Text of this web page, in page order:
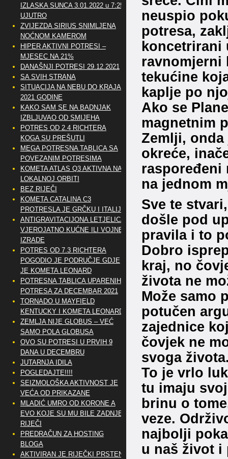
neuspio
potresa,
koncetrirani
ravnomjerni
tekućine
kaplje po
Ako se
magnetnim
Zemlji, onda
okreće,
raspoređeni
na jednom
Sve te
došle pod
pravila i to
Dobro
kraj, no
života ne
Može samo
potučen
zajednice
čovjek ne
svoga
To je vrlo
tu imaju
brinu o
veze.
najbolji
u naš život i
IZLASKA SUNCA 3.01.2022 u 7:25
UJUTRO
ZVIJEZDA SIRIUS SNIMLJENA
NOĆNOM KAMEROM
HIPER AKTIVNI POTRESI –
MJESEC NA 21%
DANAŠNJI POTRESI 29.12.2021
SA SVIH STRANA
SITUACIJA NA NEBU DO KRAJA
2021 GODINE
KAKO SAM SE NA BADNJAK
IZBLJUVAO OD SMIJEHA
POTRES OD 2.4 RICHTERA
KOGA SU PREŠUTLI
MEGA POTRESNA TABLICA SA
POVEZANIM POTRESIMA
KOMETA ATLAS Q3 AKTIVNA NA
LOKALNOJ ORBITI
BEZ RIJEČI
KOMETA CATALINA C3
PROTRESLA JE GRČKU I ITALIJU
ANTIGRAVITACIJONA LETJELICA
VJEROJATNO KUĆNE ILI VOJNE
IZRADE
POTRES OD 7.3 RICHTERA
POGODIO JE PODRUČJE GDJE
JE KOMETA LEONARD
POTRESNA TABLICA UPARENIH
POTRESA ZA DECEMBAR 2021
TORNADO U MAYFIELD
KENTUCKY I KOMETA LEONARD
ZEMLJA NIJE GLOBUS – VEĆ
SAMO POLA GLOBUSA
OVO SU POTRESI U PRVIH 9
DANA U DECEMBRU
JUTARNJA IDILA
POGLEDAJTE!!!!
SEIZMOLOŠKA AKTIVNOST JE
VEĆA OD PRIKAZANE
MLADIĆ UMRO OD KORONE A
EVO KOJE SU MU BILE ZADNJE
RIJEČI
PREDRAČUN ZA HOSTING
BLOGA
AKTIVIRAN JE RIJEČKI PRSTEN